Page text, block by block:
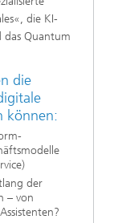
die KI-
das Quantum
die
können:
der
– von